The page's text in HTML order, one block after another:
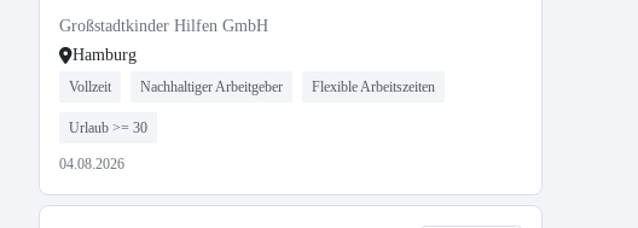
(m/w/d)
Großstadtkinder Hilfen GmbH
Hamburg
Vollzeit Nachhaltiger Arbeitgeber Flexible Arbeitszeiten
Urlaub >= 30
04.08.2026